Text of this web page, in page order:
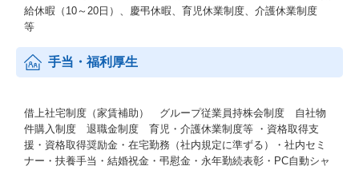
給休暇（10～20日）、慶弔休暇、育児休業制度、介護休業制度
等
手当・福利厚生
借上社宅制度（家賃補助） グループ従業員持株会制度 自社物
件購入制度 退職金制度 育児・介護休業制度等 ・資格取得支
援・資格取得奨励金・在宅勤務（社内規定に準ずる）・社内セミ
ナー・扶養手当・結婚祝金・弔慰金・永年勤続表彰・PC自動シャ